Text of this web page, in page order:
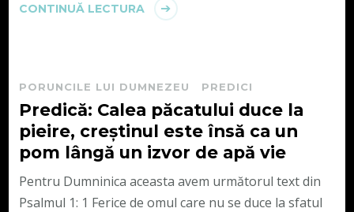
CONTINUĂ LECTURA
PORUNCILE LUI DUMNEZEU PREDICI
Predică: Calea păcatului duce la
pieire, creștinul este însă ca un
pom lângă un izvor de apă vie
Pentru Dumninica aceasta avem următorul text din
Psalmul 1: 1 Ferice de omul care nu se duce la sfatul